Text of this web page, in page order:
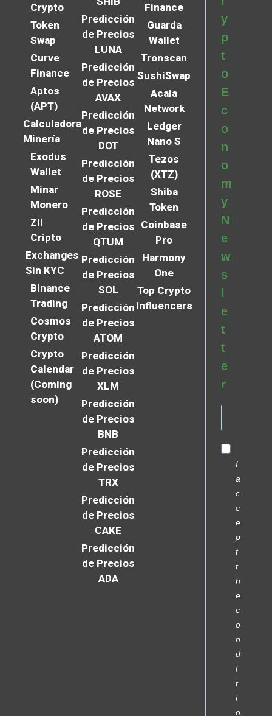
Crypto
Token
Swap
Curve
Finance
Aptos
(APT)
Calculadora
Minería
Exodus
Wallet
Minar
Monero
Zil
Cripto
Exchanges
Sin KYC
Binance
Trading
Cosmos
Crypto
Crypto
Calendar
(Coming
soon)
Predicción
de Precios
LUNA
Predicción
de Precios
AVAX
Predicción
de Precios
DOT
Predicción
de Precios
ROSE
Predicción
de Precios
QTUM
Predicción
de Precios
SOL
Predicción
de Precios
ATOM
Predicción
de Precios
XLM
Predicción
de Precios
BNB
Predicción
de Precios
TRX
Predicción
de Precios
CAKE
Predicción
de Precios
ADA
Finance
Guarda
Wallet
Tronscan
SushiSwap
Acala
Network
Ledger
Nano S
Tezos
(XTZ)
Shiba
Token
Coinbase
Pro
Harmony
One
Top Crypto
Influencers
y
p
t
o
E
c
o
n
o
m
y
N
e
w
s
e
t
t
e
r
I
a
c
c
e
p
t
t
h
e
c
o
n
d
i
t
i
o